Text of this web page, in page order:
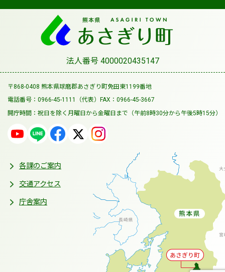
法人番号 4000020435147
〒868-0408 熊本県球磨郡あさぎり町免田東1199番地
電話番号：0966-45-1111（代表）
FAX：0966-45-3667
開庁時間：祝日を除く月曜日から金曜日まで （午前8時30分から午後5時15分）
各課のご案内
交通アクセス
庁舎案内